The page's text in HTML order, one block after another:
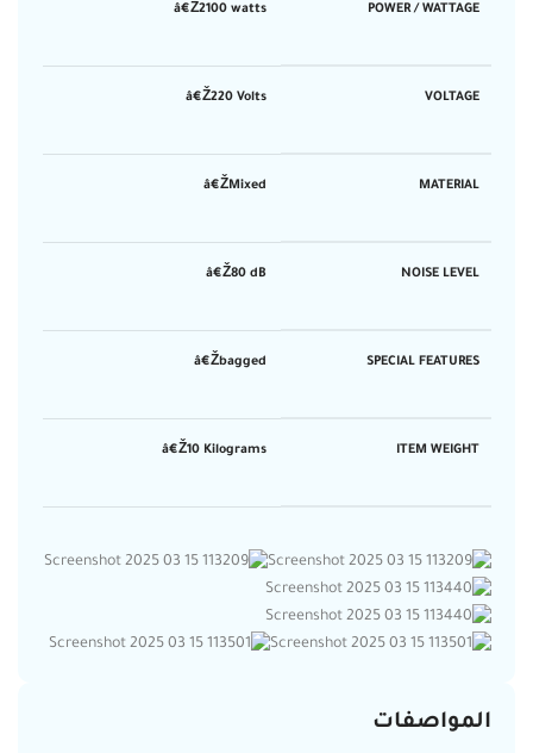
POWER / WATTAGE
â€Ž2100 watts
VOLTAGE
â€Ž220 Volts
MATERIAL
â€ŽMixed
NOISE LEVEL
â€Ž80 dB
SPECIAL FEATURES
â€Žbagged
ITEM WEIGHT
â€Ž10 Kilograms
المواصفات